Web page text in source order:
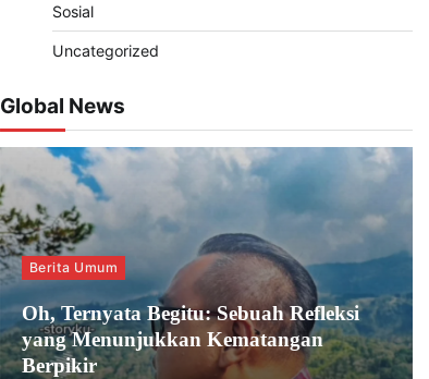
Sosial
Uncategorized
Global News
Berita Umum
Oh, Ternyata Begitu: Sebuah Refleksi
yang Menunjukkan Kematangan
Berpikir